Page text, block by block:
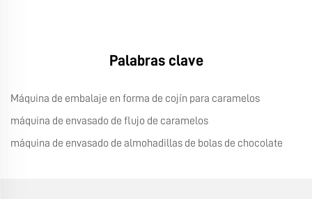
Palabras clave
Máquina de embalaje en forma de cojín para caramelos
máquina de envasado de flujo de caramelos
máquina de envasado de almohadillas de bolas de chocolate